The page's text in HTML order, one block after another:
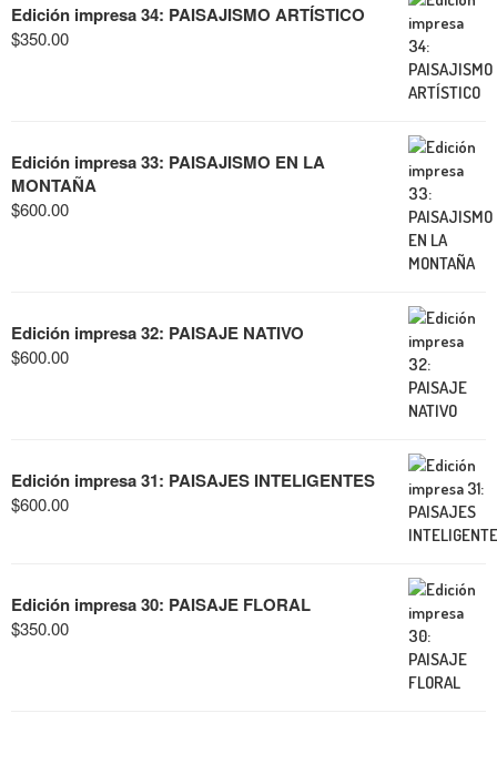
Edición impresa 34: PAISAJISMO ARTÍSTICO
$350.00
Edición impresa 33: PAISAJISMO EN LA
MONTAÑA
$600.00
Edición impresa 32: PAISAJE NATIVO
$600.00
Edición impresa 31: PAISAJES INTELIGENTES
$600.00
Edición impresa 30: PAISAJE FLORAL
$350.00